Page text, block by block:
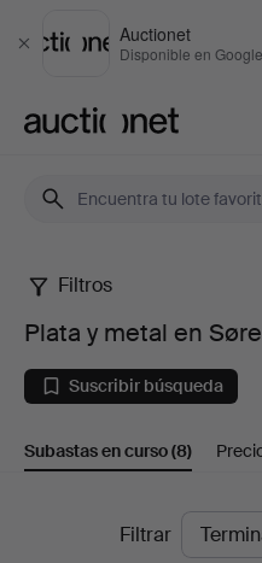
Cerrar
Auctionet
Disponible en
Plata
metal
en
Sørensen
Filtros
Plata y metal en
Suscribir búsqueda
Subastas en curso(8)
SubastasFiltrar